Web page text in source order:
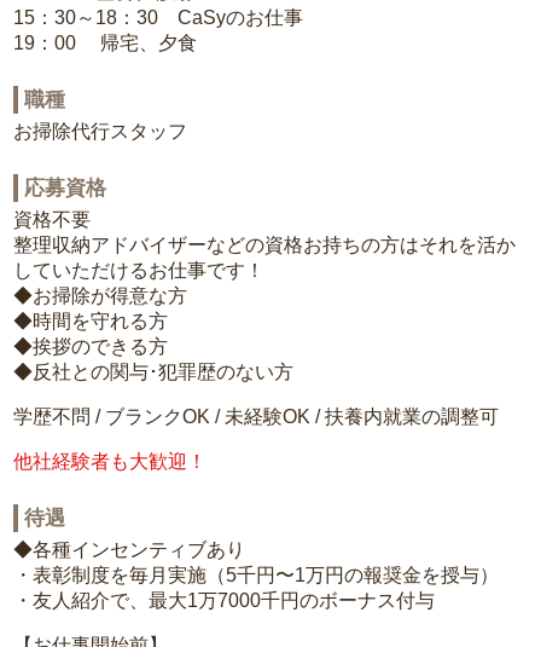
15：30～18：30 CaSyのお仕事
19：00 帰宅、夕食
職種
お掃除代行スタッフ
応募資格
資格不要
整理収納アドバイザーなどの資格お持ちの方はそれを活か
していただけるお仕事です！
◆お掃除が得意な方
◆時間を守れる方
◆挨拶のできる方
◆反社との関与･犯罪歴のない方
学歴不問 / ブランクOK / 未経験OK / 扶養内就業の調整可
他社経験者も大歓迎！
待遇
◆各種インセンティブあり
・表彰制度を毎月実施（5千円〜1万円の報奨金を授与）
・友人紹介で、最大1万7000千円のボーナス付与